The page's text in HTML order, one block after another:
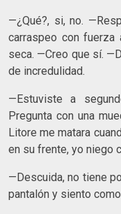
—¿Qué?, si, no.
carraspeo con fuerza
seca. —Creo que sí.
de incredulidad.
—Estuviste a
Pregunta con una
Litore me matara
en su frente, yo niego
—Descuida, no tiene
pantalón y siento